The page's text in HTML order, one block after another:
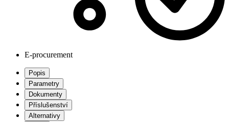
E-procurement
Popis
Parametry
Dokumenty
Příslušenství
Alternativy